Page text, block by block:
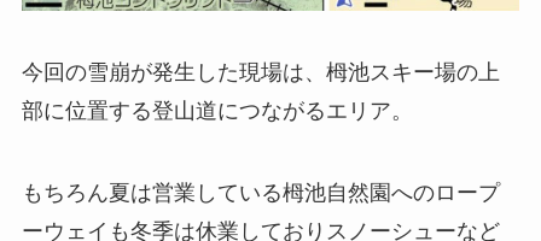
今回の雪崩が発生した現場は、栂池スキー場の上
部に位置する登山道につながるエリア。
もちろん夏は営業している栂池自然園へのロープ
ーウェイも冬季は休業しておりスノーシューなど